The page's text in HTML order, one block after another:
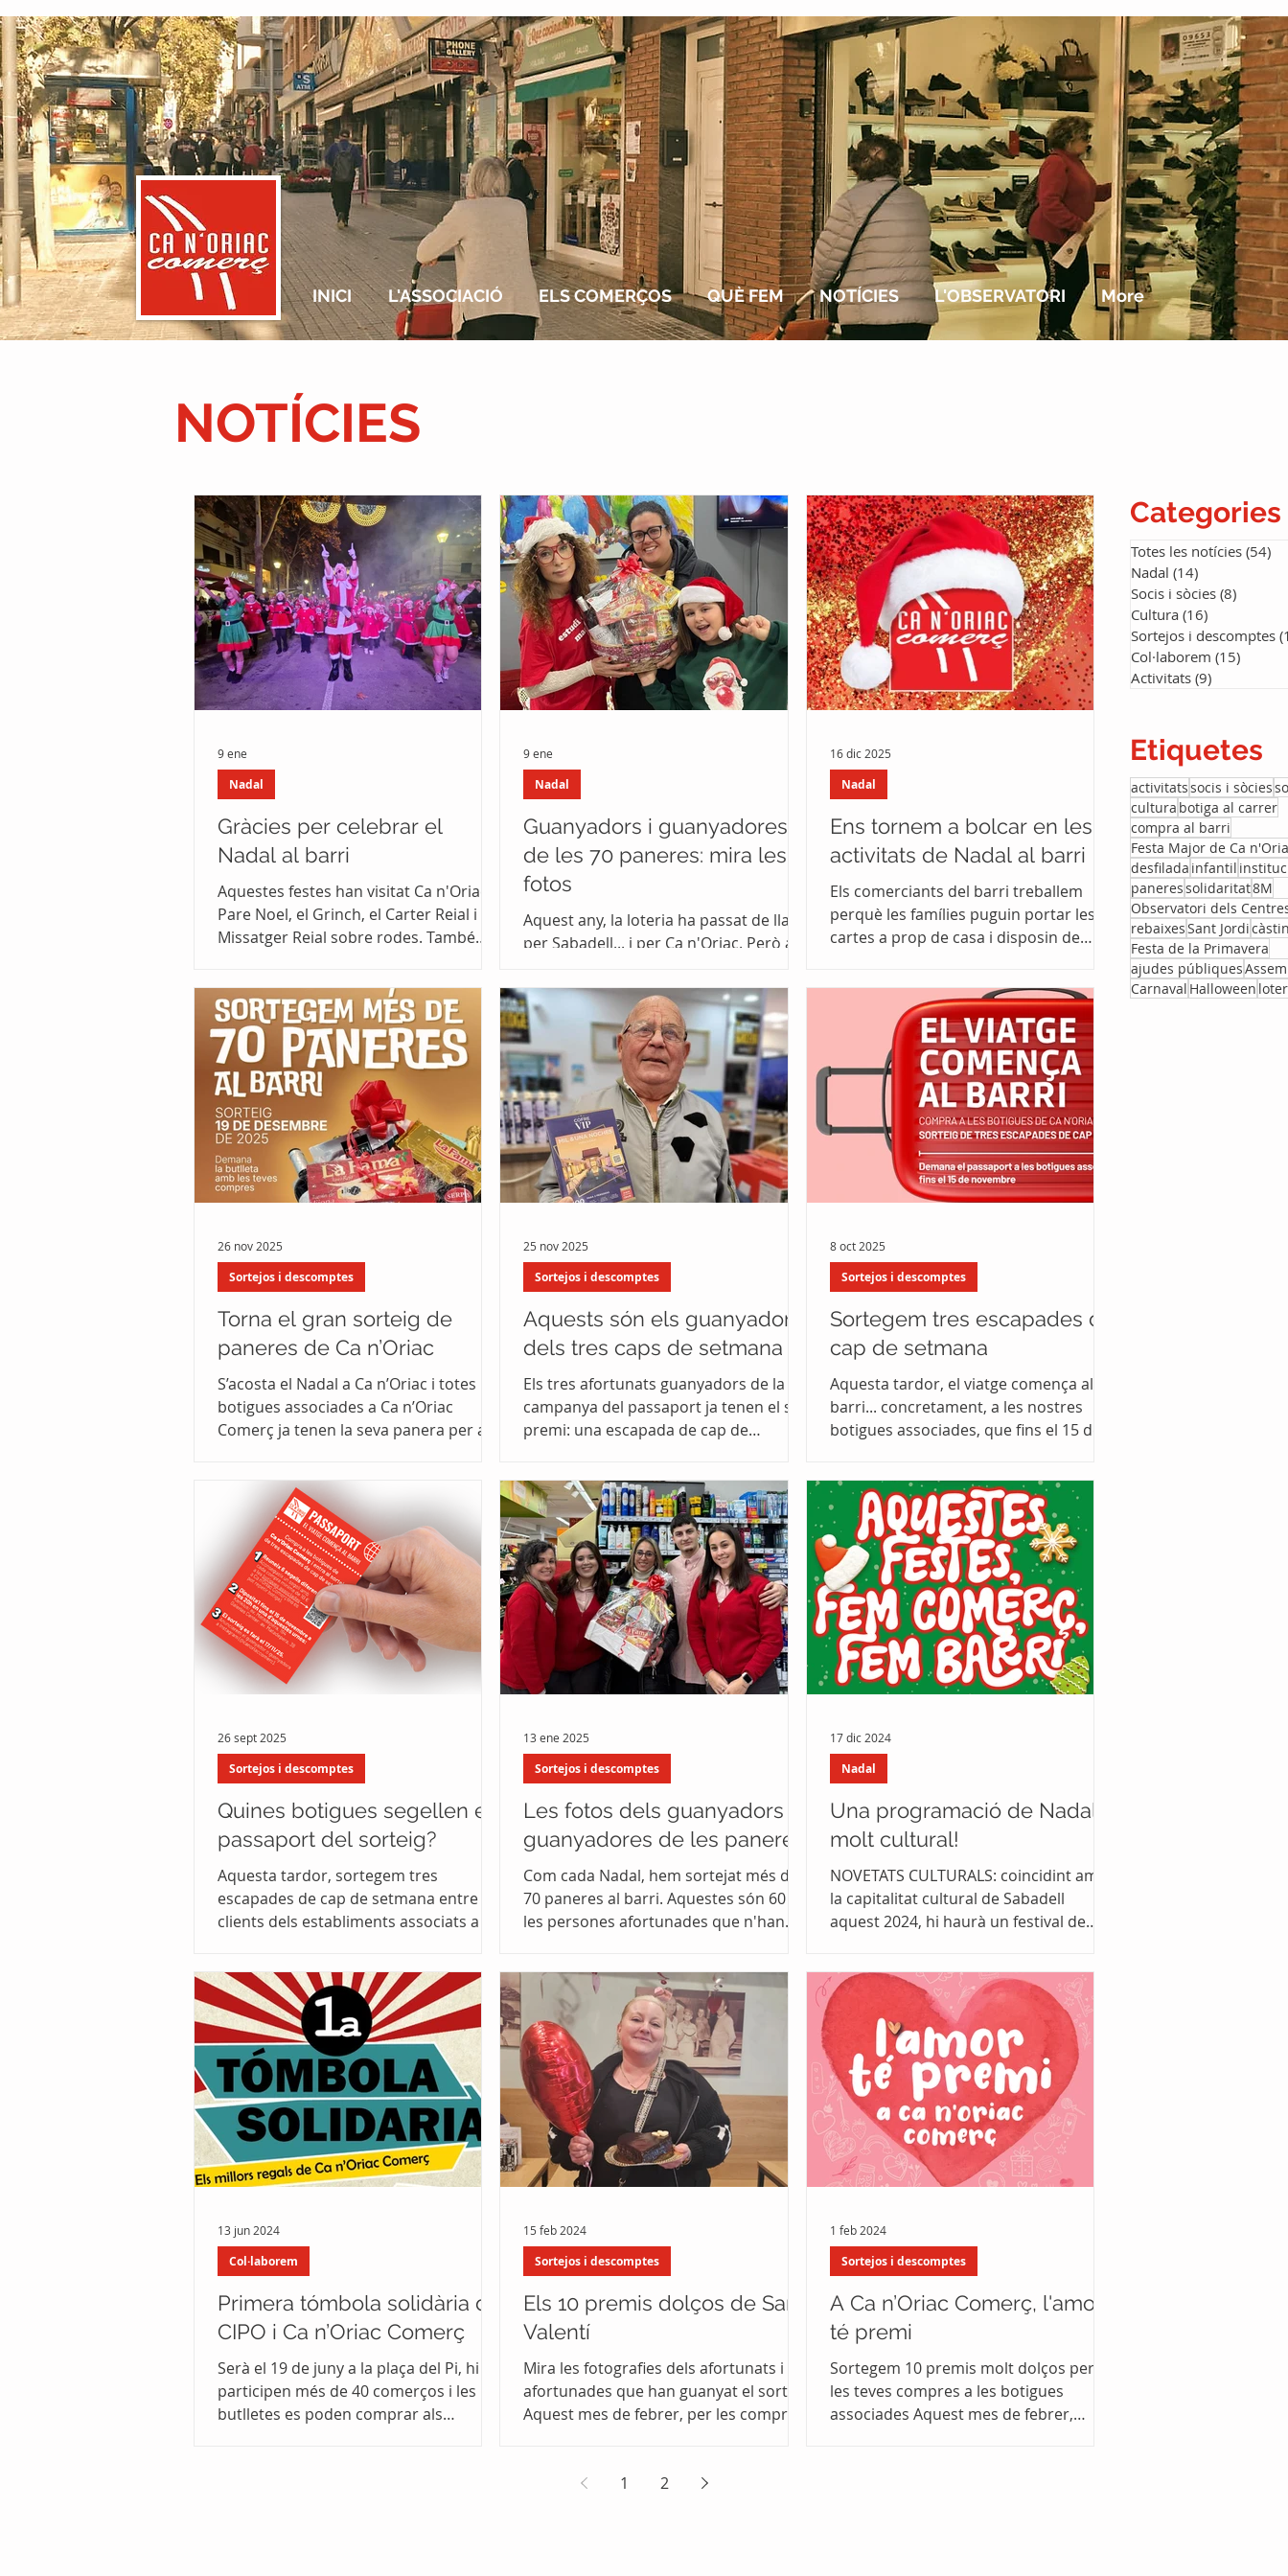
INICI L'ASSOCIACIÓ ELS COMERÇOS QUÈ FEM NOTÍCIES L'OBSERVATORI More
NOTÍCIES
Gràcies per celebrar el
Nadal al barri
Aquestes festes han visitat Ca n'Oriac el
Pare Noel, el Grinch, el Carter Reial i el
Missatger Reial sobre rodes. També
allau de pares i mares Noel ha cobert
l'avinguda Matadepera al tradicional
flashmob d'Harmony.
Nadal
9 ene
Guanyadors i guanyadores
de les 70 paneres: mira les
fotos
Aquest any, la loteria ha passat de llarg
per Sabadell... i per Ca n'Oriac. Però a
la manera que la sort arribi al barri, així
que un Nadal més hem repartit
paneres a tort i a dret.
Nadal
9 ene
Ens tornem a bolcar en les
activitats de Nadal al barri
Els comerciants del barri treballem
perquè les famílies puguin portar les
cartes a prop de casa i disposin de
Nadal
16 dic 2025
Torna el gran sorteig de
paneres de Ca n’Oriac
S’acosta el Nadal a Ca n’Oriac i totes les
botigues associades a Ca n’Oriac
Comerç ja tenen la seva panera per al
Serà el dia 19 de desembre i se
sortejaran més de 70 paneres.
Sortejos i descomptes
26 nov 2025
Aquests són els guanyadors
dels tres caps de setmana
Els tres afortunats guanyadors de la
campanya del passaport ja tenen el seu
premi: una escapada de cap de
al premi, havien d’omplir el passaport
amb sis segells , un per cadascuna de
les sis compres realitzades a botigues
associades a Ca n’Oriac Comerç. De la
mateixa manera que comprar al barri
ha tingut premi per a ells... també en
pot tenir per a tu, perquè ben aviat
farem el nostre gran sorteig de l’any :
més de 70 paneres per t
Sortejos i descomptes
25 nov 2025
Sortegem tres escapades de
cap de setmana
Aquesta tardor, el viatge comença al
barri... concretament, a les nostres
botigues associades, que fins el 15 de
que et pot portar molt lluny Sortegem
tres escapades de cap de setmana
valorades en 99,90 €. Com pots
guanyar-ne una? Demana el passaport
a les botigues associades a Ca n’Oriac
Comerç. Al revers del passaport, hi ha 6
caselles que has d’omplir amb segells.
Per cada compra mínima de 10 € a les
botigues associades, aconseguiràs un
Sortejos i descomptes
8 oct 2025
Quines botigues segellen el
passaport del sorteig?
Aquesta tardor, sortegem tres
escapades de cap de setmana entre els
clients dels establiments associats a Ca
Sortejos i descomptes
26 sept 2025
Les fotos dels guanyadors i
guanyadores de les paneres
Com cada Nadal, hem sortejat més de
70 paneres al barri. Aquestes són 60 de
les persones afortunades que n'han
cal comprar a les botigues associades a
Ca n'Oriac Comerç. Cada establiment
sorteja la seva panera entre els seus
clients i clientes. El sorteig es va
realitzar simultàniament el passat 19
de desembre de 2024.
Sortejos i descomptes
13 ene 2025
Una programació de Nadal
molt cultural!
NOVETATS CULTURALS: coincidint amb
la capitalitat cultural de Sabadell
aquest 2024, hi haurà un festival de
Nadal
17 dic 2024
Primera tómbola solidària de
CIPO i Ca n’Oriac Comerç
Serà el 19 de juny a la plaça del Pi, hi
participen més de 40 comerços i les
butlletes es poden comprar als
Col·laborem
13 jun 2024
Els 10 premis dolços de Sant
Valentí
Mira les fotografies dels afortunats i
afortunades que han guanyat el sorteig
Aquest mes de febrer, per les compres
Sortejos i descomptes
15 feb 2024
A Ca n’Oriac Comerç, l'amor
té premi
Sortegem 10 premis molt dolços per
les teves compres a les botigues
associades Aquest mes de febrer,
Sortejos i descomptes
1 feb 2024
1 2
Categories
Totes les notícies (54)
Nadal (14)
Socis i sòcies (8)
Cultura (16)
Sortejos i descomptes
Col·laborem (15)
Activitats (9)
Etiquetes
activitatssocis i sòcies
cultura botiga al carrer
compra al barri
Festa Major de Ca
desfilada infantil
paneressolidaritat8M
Observatori dels
rebaixesSant Jordi
Festa de la Primavera
ajudes públiques
Carnaval Halloween